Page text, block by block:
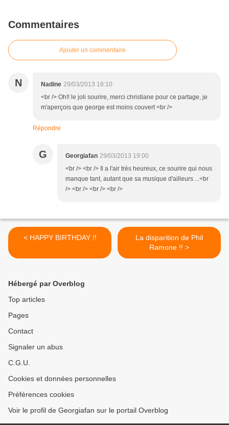
Commentaires
Ajouter un commentaire
N Nadine 29/03/2013 18:10
<br /> Oh!! le joli sourire, merci christiane pour ce partage, je
m'aperçois que george est moins couvert <br />
Répondre
G Georgiafan 29/03/2013 19:00
<br /> <br /> Il a l'air très heureux, ce sourire qui nous
manque tant, autant que sa musique d'ailleurs ...<br
/> <br /> <br /> <br />
< HAPPY BIRTHDAY !!
La disparition de Phil
Ramone !! >
Hébergé par Overblog
Top articles
Pages
Contact
Signaler un abus
C.G.U.
Cookies et données personnelles
Préférences cookies
Voir le profil de Georgiafan sur le portail Overblog